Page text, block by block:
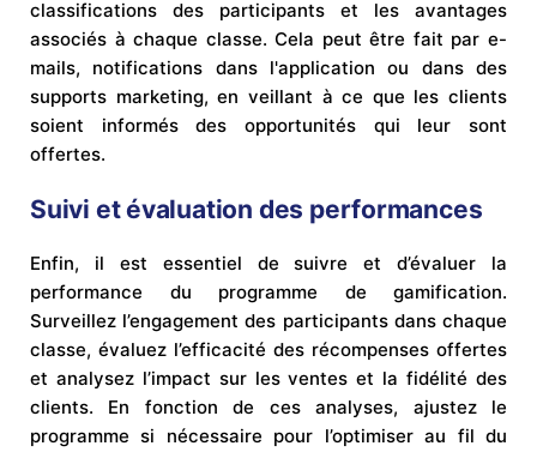
classifications des participants et les avantages
associés à chaque classe. Cela peut être fait par e-
mails, notifications dans l'application ou dans des
supports marketing, en veillant à ce que les clients
soient informés des opportunités qui leur sont
offertes.
Suivi et évaluation des performances
Enfin, il est essentiel de suivre et d’évaluer la
performance du programme de gamification.
Surveillez l’engagement des participants dans chaque
classe, évaluez l’efficacité des récompenses offertes
et analysez l’impact sur les ventes et la fidélité des
clients. En fonction de ces analyses, ajustez le
programme si nécessaire pour l’optimiser au fil du